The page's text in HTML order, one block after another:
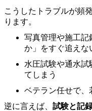
こうしたトラブルが頻
ります。
写真管理や施工記
か」をすぐ追えな
水圧試験や通水
てしまう
ベテラン任せで、
逆に言えば、 試験と記